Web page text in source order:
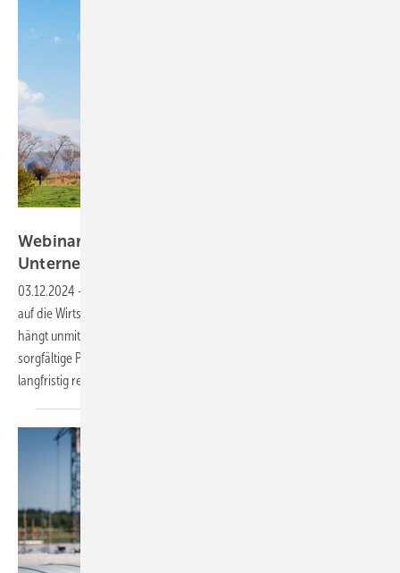
Webinar am 4. Dezember: Kleinwindkraft für
Unternehmen
03.12.2024 -
auf die Wirtschaftlichkeit von Kleinwindanlagen fürs Gewerbe. Diese
hängt unmittelbar vom Windangebot des Standorts ab. Eine
sorgfältige Planung ist daher unerlässlich, damit sich die Investition
langfristig rechnet.